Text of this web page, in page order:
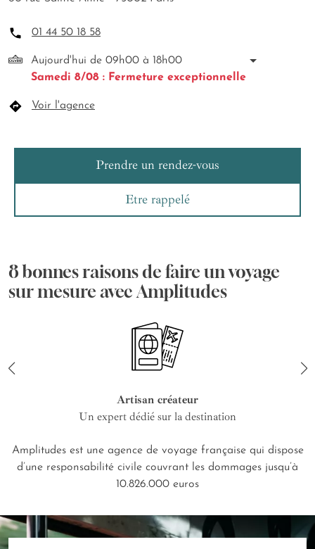
01 44 50 18 58
Aujourd'hui de 09h00 à 18h00
Samedi 8/08 : Fermeture exceptionnelle
Voir l'agence
Prendre un rendez-vous
Etre rappelé
8 bonnes raisons de faire un voyage
sur mesure avec Amplitudes
Artisan créateur
Un expert dédié sur la destination
Amplitudes est une agence de voyage française qui dispose
d’une responsabilité civile couvrant les dommages jusqu’à
10.826.000 euros